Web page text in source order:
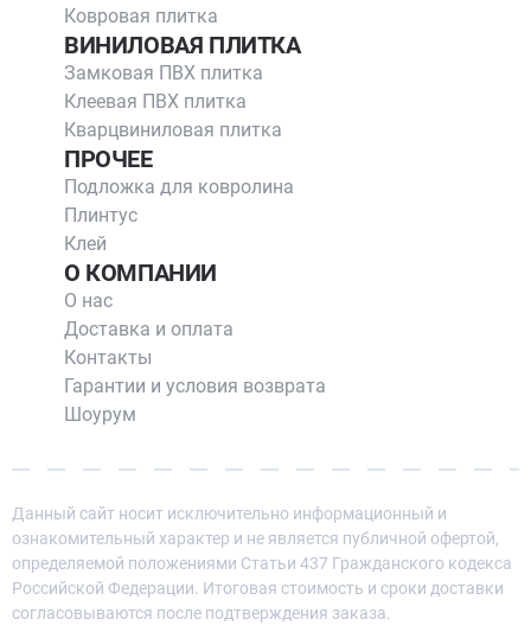
Ковровая плитка
ВИНИЛОВАЯ ПЛИТКА
Замковая ПВХ плитка
Клеевая ПВХ плитка
Кварцвиниловая плитка
ПРОЧЕЕ
Подложка для ковролина
Плинтус
Клей
О КОМПАНИИ
О нас
Доставка и оплата
Контакты
Гарантии и условия возврата
Шоурум
Данный сайт носит исключительно информационный и
ознакомительный характер и не является публичной офертой,
определяемой положениями Статьи 437 Гражданского кодекса
Российской Федерации. Итоговая стоимость и сроки доставки
согласовываются после подтверждения заказа.